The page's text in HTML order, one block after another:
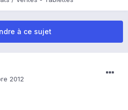
à ce sujet
2012